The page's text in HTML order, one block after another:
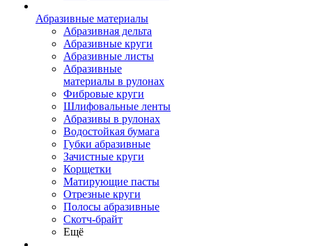
Абразивные материалы
Абразивная дельта
Абразивные круги
Абразивные листы
Абразивные
материалы в рулонах
Фибровые круги
Шлифовальные ленты
Абразивы в рулонах
Водостойкая бумага
Губки абразивные
Зачистные круги
Корщетки
Матирующие пасты
Отрезные круги
Полосы абразивные
Скотч-брайт
Ещё